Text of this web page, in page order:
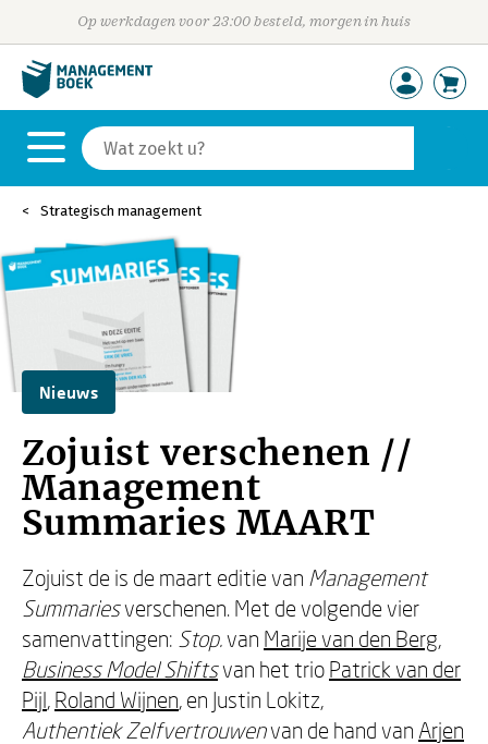
Op werkdagen voor 23:00 besteld, morgen in huis
Strategisch management
Nieuws
Zojuist verschenen //
Management
Summaries MAART
Zojuist de is de maart editie van Management
Summariesverschenen. Met de volgende vier
samenvattingen: Stop.van Marije van den Berg,
Business Model Shiftsvan het trio Patrick van der
Pijl, Roland Wijnen, en Justin Lokitz,
Authentiek Zelfvertrouwenvan de hand van Arjen